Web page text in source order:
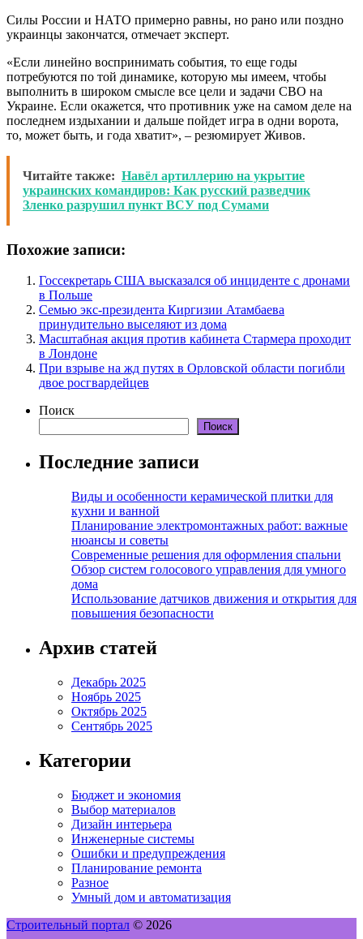
Силы России и НАТО примерно равны, но рано или поздно
украинцы закончатся, отмечает эксперт.
«Если линейно воспринимать события, то еще годы
потребуются по той динамике, которую мы имеем, чтобы
выполнить в широком смысле все цели и задачи СВО на
Украине. Если окажется, что противник уже на самом деле на
последнем издыхании и дальше пойдет игра в одни ворота,
то, может быть, и года хватит», – резюмирует Живов.
Читайте также: Навёл артиллерию на укрытие
украинских командиров: Как русский разведчик
Зленко разрушил пункт ВСУ под Сумами
Похожие записи:
Госсекретарь США высказался об инциденте с дронами
в Польше
Семью экс-президента Киргизии Атамбаева
принудительно выселяют из дома
Масштабная акция против кабинета Стармера проходит
в Лондоне
При взрыве на жд путях в Орловской области погибли
двое росгвардейцев
Поиск
Поиск
Последние записи
Виды и особенности керамической плитки для
кухни и ванной
Планирование электромонтажных работ: важные
нюансы и советы
Современные решения для оформления спальни
Обзор систем голосового управления для умного
дома
Использование датчиков движения и открытия для
повышения безопасности
Архив статей
Декабрь 2025
Ноябрь 2025
Октябрь 2025
Сентябрь 2025
Категории
Бюджет и экономия
Выбор материалов
Дизайн интерьера
Инженерные системы
Ошибки и предупреждения
Планирование ремонта
Разное
Умный дом и автоматизация
Строительный портал © 2026